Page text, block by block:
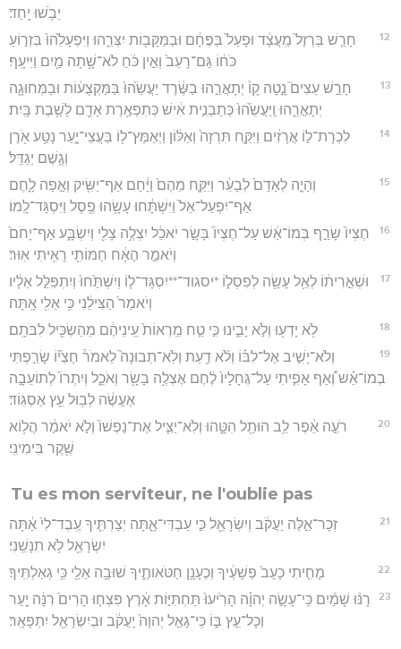
יֵבֹ֥שׁוּ יָֽחַד׃
12
חָרַ֤שׁ בַּרְזֶל֙ מַֽעֲצָ֔ד וּפָעַל֙ בַּפֶּחָ֔ם וּבַמַּקָּב֖וֹת יִצְּרֵ֑הוּ וַיִּפְעָלֵ֙הוּ֙ בִּזְר֣וֹעַ
כֹּח֔וֹ גַּם־רָעֵב֙ וְאֵ֣ין כֹּ֔חַ לֹא־שָׁ֥תָה מַ֖יִם וַיִּיעָֽף׃
13
חָרַ֣שׁ עֵצִים֮ נָ֣טָה קָו֒ יְתָאֲרֵ֣הוּ בַשֶּׂ֔רֶד יַעֲשֵׂ֙הוּ֙ בַּמַּקְצֻע֔וֹת וּבַמְּחוּגָ֖ה
יְתָאֳרֵ֑הוּ וַֽיַּעֲשֵׂ֙הוּ֙ כְּתַבְנִ֣ית אִ֔ישׁ כְּתִפְאֶ֥רֶת אָדָ֖ם לָשֶׁ֥בֶת בָּֽיִת׃
14
לִכְרָת־ל֣וֹ אֲרָזִ֔ים וַיִּקַּ֤ח תִּרְזָה֙ וְאַלּ֔וֹן וַיְאַמֶּץ־ל֖וֹ בַּעֲצֵי־יָ֑עַר נָטַ֥ע אֹ֖רֶן
וְגֶ֥שֶׁם יְגַדֵּֽל׃
15
וְהָיָ֤ה לְאָדָם֙ לְבָעֵ֔ר וַיִּקַּ֤ח מֵהֶם֙ וַיָּ֔חָם אַף־יַשִּׂ֖יק וְאָ֣פָה לָ֑חֶם
אַף־יִפְעַל־אֵל֙ וַיִּשְׁתָּ֔חוּ עָשָׂ֥הוּ פֶ֖סֶל וַיִּסְגָּד־לָֽמוֹ׃
16
חֶצְיוֹ֙ שָׂרַ֣ף בְּמוֹ־אֵ֔שׁ עַל־חֶצְיוֹ֙ בָּשָׂ֣ר יֹאכֵ֔ל יִצְלֶ֥ה צָלִ֖י וְיִשְׂבָּ֑ע אַף־יָחֹם֙
וְיֹאמַ֣ר הֶאָ֔ח חַמּוֹתִ֖י רָאִ֥יתִי אֽוּר׃
17
וּשְׁאֵ֣רִית֔וֹ לְאֵ֥ל עָשָׂ֖ה לְפִסְל֑וֹ *יסגוד־**יִסְגָּד־ל֤וֹ וְיִשְׁתַּ֙חוּ֙ וְיִתְפַּלֵּ֣ל אֵלָ֔יו
וְיֹאמַר֙ הַצִּילֵ֔נִי כִּ֥י אֵלִ֖י אָֽתָּה׃
18 לֹ֥א יָדְע֖וּ וְלֹ֣א יָבִ֑ינוּ כִּ֣י טַ֤ח מֵֽרְאוֹת֙ עֵֽינֵיהֶ֔ם מֵהַשְׂכִּ֖יל לִבֹּתָֽם׃
19
וְלֹא־יָשִׁ֣יב אֶל־לִבּ֗וֹ וְלֹ֨א דַ֥עַת וְלֹֽא־תְבוּנָה֮ לֵאמֹר֒ חֶצְי֞וֹ שָׂרַ֣פְתִּי
בְמוֹ־אֵ֗שׁ וְ֠אַף אָפִ֤יתִי עַל־גֶּחָלָיו֙ לֶ֔חֶם אֶצְלֶ֥ה בָשָׂ֖ר וְאֹכֵ֑ל וְיִתְרוֹ֙ לְתוֹעֵבָ֣ה
אֶעֱשֶׂ֔ה לְב֥וּל עֵ֖ץ אֶסְגּֽוֹד׃
20
רֹעֶ֣ה אֵ֔פֶר לֵ֥ב הוּתַ֖ל הִטָּ֑הוּ וְלֹֽא־יַצִּ֤יל אֶת־נַפְשׁוֹ֙ וְלֹ֣א יֹאמַ֔ר הֲל֥וֹא
שֶׁ֖קֶר בִּימִינִֽי׃
Tu es mon serviteur, ne l'oublie pas
21
זְכָר־אֵ֣לֶּה יַעֲקֹ֔ב וְיִשְׂרָאֵ֖ל כִּ֣י עַבְדִּי־אָ֑תָּה יְצַרְתִּ֤יךָ עֶֽבֶד־לִי֙ אַ֔תָּה
יִשְׂרָאֵ֖ל לֹ֥א תִנָּשֵֽׁנִי׃
22 מָחִ֤יתִי כָעָב֙ פְּשָׁעֶ֔יךָ וְכֶעָנָ֖ן חַטֹּאותֶ֑יךָ שׁוּבָ֥ה אֵלַ֖י כִּ֥י גְאַלְתִּֽיךָ׃
23
רָנּ֨וּ שָׁמַ֜יִם כִּֽי־עָשָׂ֣ה יְהוָ֗ה הָרִ֙יעוּ֙ תַּחְתִּיּ֣וֹת אָ֔רֶץ פִּצְח֤וּ הָרִים֙ רִנָּ֔ה יַ֖עַר
וְכָל־עֵ֣ץ בּ֑וֹ כִּֽי־גָאַ֤ל יְהוָה֙ יַֽעֲקֹ֔ב וּבְיִשְׂרָאֵ֖ל יִתְפָּאָֽר׃